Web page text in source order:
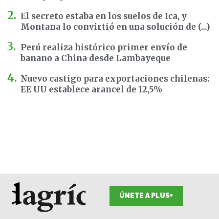
El secreto estaba en los suelos de Ica, y
Montana lo convirtió en una solución de (...)
Perú realiza histórico primer envío de
banano a China desde Lambayeque
Nuevo castigo para exportaciones chilenas:
EE UU establece arancel de 12,5%
ÚNETE A PLUS+